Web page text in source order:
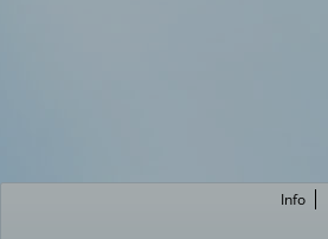
Info